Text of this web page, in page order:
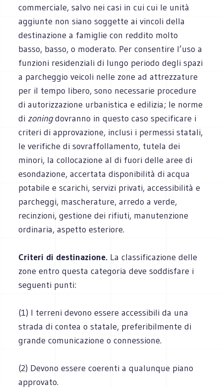
commerciale, salvo nei casi in cui cui le unità
aggiunte non siano soggette ai vincoli della
destinazione a famiglie con reddito molto
basso, basso, o moderato. Per consentire l’uso a
funzioni residenziali di lungo periodo degli spazi
a parcheggio veicoli nelle zone ad attrezzature
per il tempo libero, sono necessarie procedure
di autorizzazione urbanistica e edilizia; le norme
di zoningdovranno in questo caso specificare i
criteri di approvazione, inclusi i permessi statali,
le verifiche di sovraffollamento, tutela dei
minori, la collocazione al di fuori delle aree di
esondazione, accertata disponibilità di acqua
potabile e scarichi, servizi privati, accessibilità e
parcheggi, mascherature, arredo a verde,
recinzioni, gestione dei rifiuti, manutenzione
ordinaria, aspetto esteriore.
Criteri di destinazione. La classificazione delle
zone entro questa categoria deve soddisfare i
seguenti punti:
(1) I terreni devono essere accessibili da una
strada di contea o statale, preferibilmente di
grande comunicazione o connessione.
(2) Devono essere coerenti a qualunque piano
approvato.